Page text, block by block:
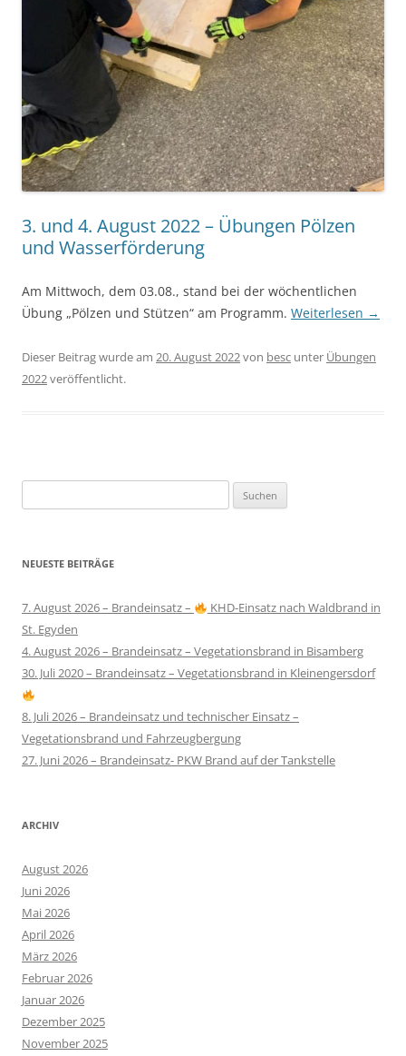
3. und 4. August 2022 – Übungen Pölzen
und Wasserförderung
Am Mittwoch, dem 03.08., stand bei der wöchentlichen
Übung „Pölzen und Stützen“ am Programm. Weiterlesen →
Dieser Beitrag wurde am 20. August 2022von besc unter Übungen
2022veröffentlicht.
nach:
NEUESTE BEITRÄGE
7. August 2026 – Brandeinsatz –
KHD-Einsatz nach Waldbrand in
St. Egyden
4. August 2026 – Brandeinsatz – Vegetationsbrand in Bisamberg
30. Juli 2020 – Brandeinsatz – Vegetationsbrand in Kleinengersdorf
8. Juli 2026 – Brandeinsatz und technischer Einsatz –
Vegetationsbrand und Fahrzeugbergung
27. Juni 2026 – Brandeinsatz- PKW Brand auf der Tankstelle
ARCHIV
August 2026
Juni 2026
Mai 2026
April 2026
März 2026
Februar 2026
Januar 2026
Dezember 2025
November 2025